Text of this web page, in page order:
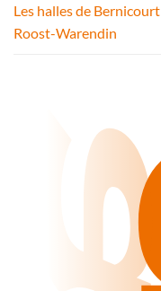
Les halles de Bernicourt
Roost-Warendin